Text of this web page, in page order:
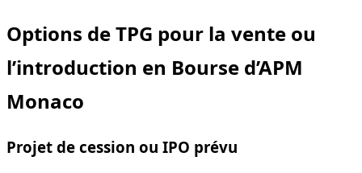
Options de TPG pour la vente ou
l’introduction en Bourse d’APM
Monaco
Projet de cession ou IPO prévu